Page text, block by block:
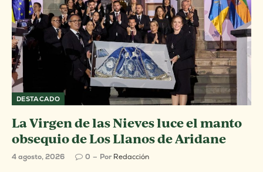
DESTACADO
La Virgen de las Nieves luce el manto
obsequio de Los Llanos de Aridane
4 agosto, 2026 0 Por Redacción